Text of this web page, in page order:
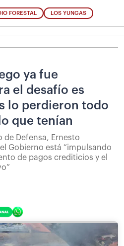
FORESTAL LOS YUNGAS
ya fue
el desafío es
lo perdieron todo
que tenían
de Defensa, Ernesto
Gobierno está “impulsando
de pagos crediticios y el